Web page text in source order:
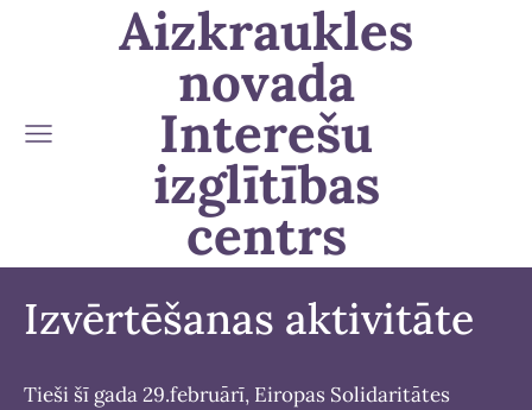
Aizkraukles
novada
Interešu
izglītības
centrs
Izvērtēšanas aktivitāte
Tieši šī gada 29.februārī, Eiropas Solidaritātes